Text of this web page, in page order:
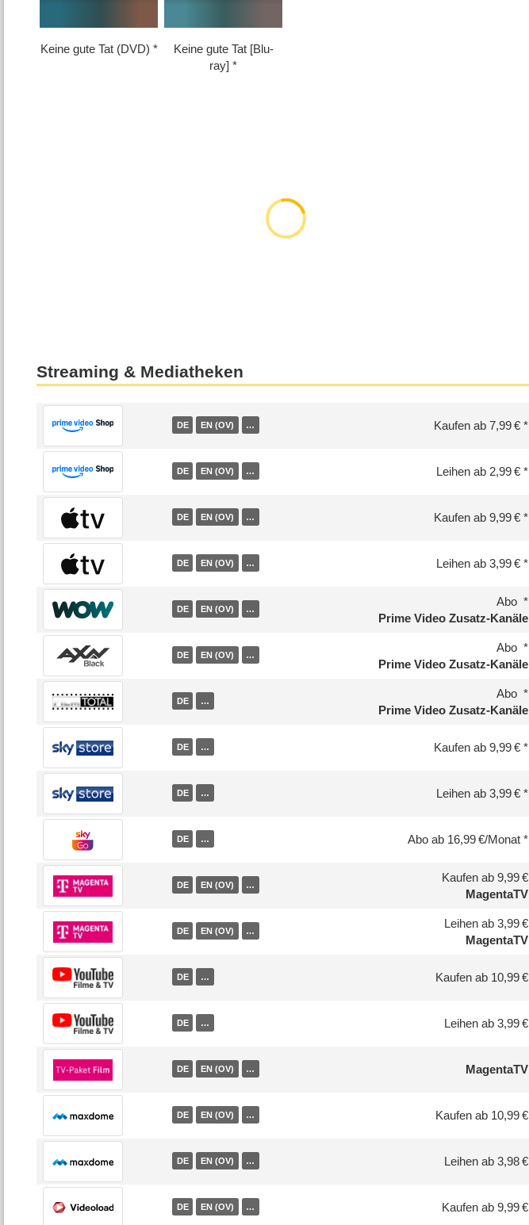
Keine gute Tat (DVD)
Keine gute Tat [Blu-
ray]
Streaming & Mediatheken
DE EN (OV) … Kaufen ab 7,99 €
DE EN (OV) … Leihen ab 2,99 €
DE EN (OV) … Kaufen ab 9,99 €
DE EN (OV) … Leihen ab 3,99 €
DE EN (OV) …
Abo
Prime Video Zusatz-Kanäle
DE EN (OV) …
Abo
Prime Video Zusatz-Kanäle
DE …
Abo
Prime Video Zusatz-Kanäle
DE … Kaufen ab 9,99 €
DE … Leihen ab 3,99 €
DE … Abo ab 16,99 €/Monat
DE EN (OV) …
Kaufen ab 9,99 €
MagentaTV
DE EN (OV) …
Leihen ab 3,99 €
MagentaTV
DE … Kaufen ab 10,99 €
DE … Leihen ab 3,99 €
DE EN (OV) … MagentaTV
DE EN (OV) … Kaufen ab 10,99 €
DE EN (OV) … Leihen ab 3,98 €
DE EN (OV) … Kaufen ab 9,99 €